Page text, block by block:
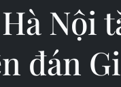
Nội
đán